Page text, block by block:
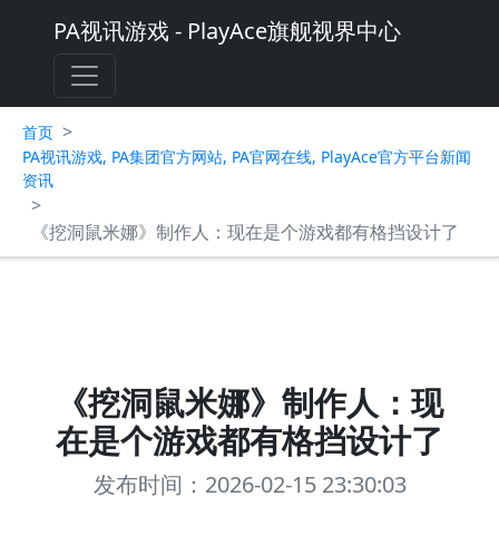
PA视讯游戏 - PlayAce旗舰视界中心
首页 >
PA视讯游戏, PA集团官方网站, PA官网在线, PlayAce官方平台新闻
资讯
>
《挖洞鼠米娜》制作人：现在是个游戏都有格挡设计了
《挖洞鼠米娜》制作人：现
在是个游戏都有格挡设计了
发布时间：2026-02-15 23:30:03